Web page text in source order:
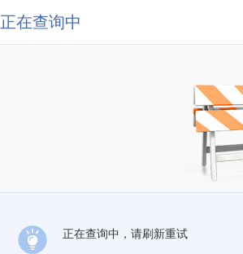
正在查询中
正在查询中，请刷新重试